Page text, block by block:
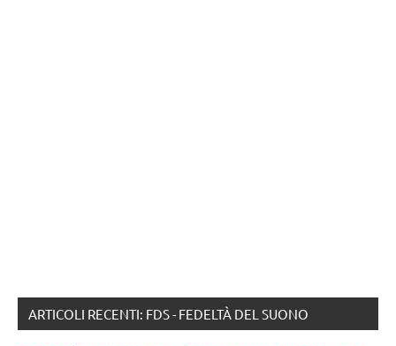
ARTICOLI RECENTI: FDS - FEDELTÀ DEL SUONO